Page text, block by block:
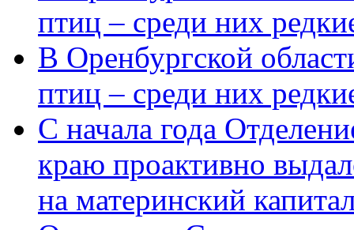
птиц – среди них
В Оренбургской
птиц – среди них
С начала года
краю проактивно
на материнский